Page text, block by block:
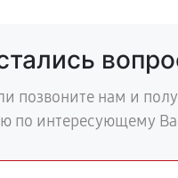
позвоните нам и
по интересующему